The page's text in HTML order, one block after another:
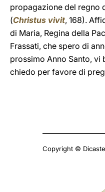
propagazione del regno
(Christus vivit, 168).
di Maria, Regina della
Frassati, che spero di
prossimo Anno Santo, vi
chiedo per favore di
Copyright ©